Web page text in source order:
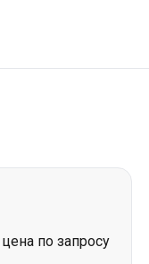
цена по запросу